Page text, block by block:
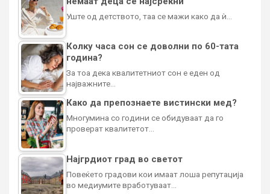
Уште од детството, таа се мажи како да ѝ…
Колку часа сон се доволни по 60-тата
година?
За тоа дека квалитетниот сон е еден од
најважните…
Како да препознаете вистински мед?
Многумина со години се обидуваат да го
проверат квалитетот…
Најгрдиот град во светот
Повеќето градови кои имаат лоша репутација
во медиумите вработуваат…